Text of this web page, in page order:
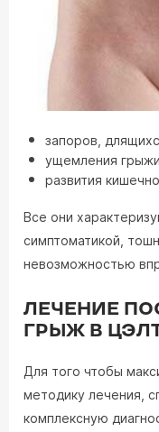
запоров,
ущемления
развития
Все они
симптоматикой,
невозможностью
ЛЕЧЕНИЕ
ГРЫЖ В
Для того чтобы
методику лечения,
комплексную